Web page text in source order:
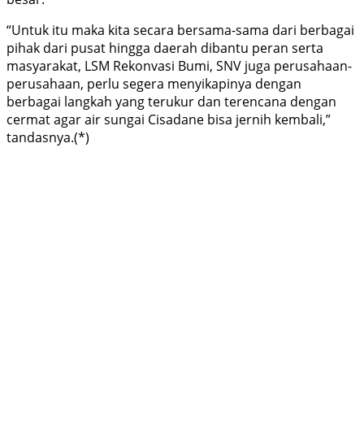
“Untuk itu maka kita secara bersama-sama dari berbagai
pihak dari pusat hingga daerah dibantu peran serta
masyarakat, LSM Rekonvasi Bumi, SNV juga perusahaan-
perusahaan, perlu segera menyikapinya dengan
berbagai langkah yang terukur dan terencana dengan
cermat agar air sungai Cisadane bisa jernih kembali,”
tandasnya.(*)